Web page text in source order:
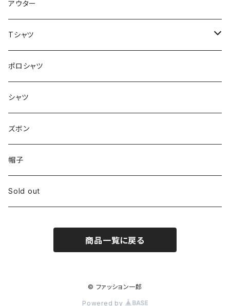
アウター
Tシャツ
ロンT
ポロシャツ
シャツ
ズボン
帽子
Sold out
商品一覧に戻る
© ファッション一郎
Powered by